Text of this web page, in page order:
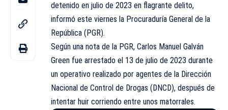
detenido en julio de 2023 en flagrante delito,
informó este viernes la Procuraduría General de la
República (PGR).
Según una nota de la PGR, Carlos Manuel Galván
Green fue arrestado el 13 de julio de 2023 durante
un operativo realizado por agentes de la Dirección
Nacional de Control de Drogas (DNCD), después de
intentar huir corriendo entre unos matorrales.